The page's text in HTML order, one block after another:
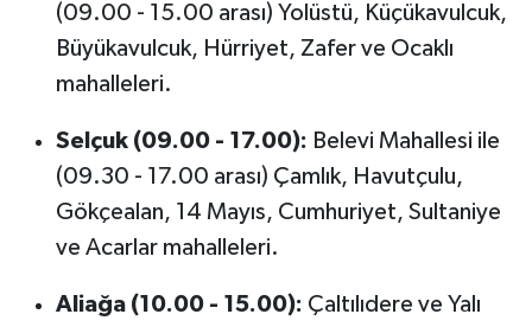
(09.00 - 15.00 arası) Yolüstü, Küçükavulcuk,
Büyükavulcuk, Hürriyet, Zafer ve Ocaklı
mahalleleri.
Selçuk (09.00 - 17.00): Belevi Mahallesi ile
(09.30 - 17.00 arası) Çamlık, Havutçulu,
Gökçealan, 14 Mayıs, Cumhuriyet, Sultaniye
ve Acarlar mahalleleri.
Aliağa (10.00 - 15.00): Çaltılıdere ve Yalı